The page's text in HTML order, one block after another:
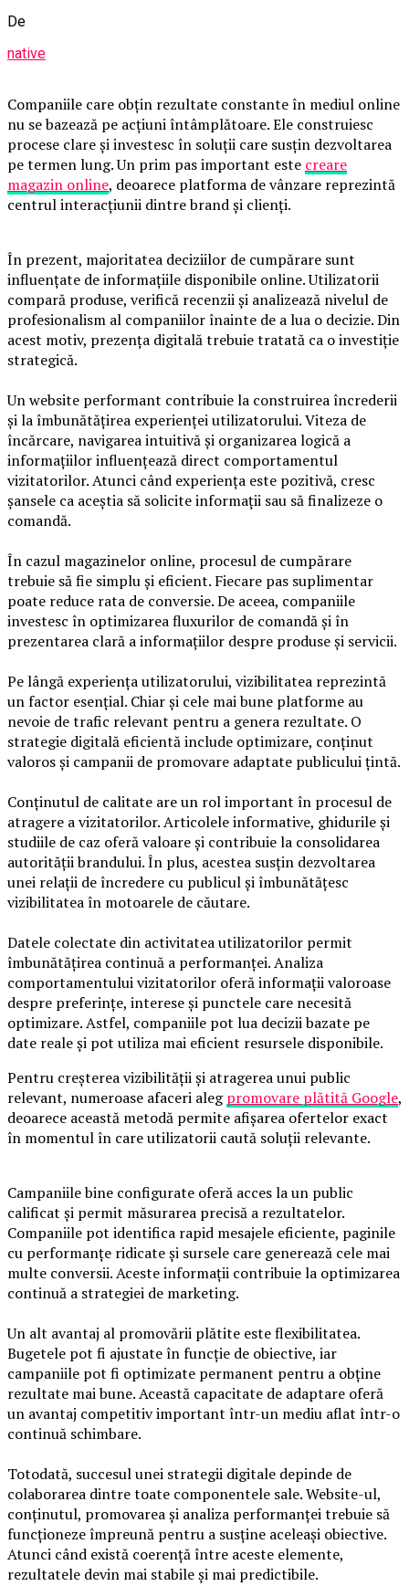
De
native
Companiile care obțin rezultate constante în mediul online
nu se bazează pe acțiuni întâmplătoare. Ele construiesc
procese clare și investesc în soluții care susțin dezvoltarea
pe termen lung. Un prim pas important este creare
magazin online, deoarece platforma de vânzare reprezintă
centrul interacțiunii dintre brand și clienți.
În prezent, majoritatea deciziilor de cumpărare sunt
influențate de informațiile disponibile online. Utilizatorii
compară produse, verifică recenzii și analizează nivelul de
profesionalism al companiilor înainte de a lua o decizie. Din
acest motiv, prezența digitală trebuie tratată ca o investiție
strategică.
Un website performant contribuie la construirea încrederii
și la îmbunătățirea experienței utilizatorului. Viteza de
încărcare, navigarea intuitivă și organizarea logică a
informațiilor influențează direct comportamentul
vizitatorilor. Atunci când experiența este pozitivă, cresc
șansele ca aceștia să solicite informații sau să finalizeze o
comandă.
În cazul magazinelor online, procesul de cumpărare
trebuie să fie simplu și eficient. Fiecare pas suplimentar
poate reduce rata de conversie. De aceea, companiile
investesc în optimizarea fluxurilor de comandă și în
prezentarea clară a informațiilor despre produse și servicii.
Pe lângă experiența utilizatorului, vizibilitatea reprezintă
un factor esențial. Chiar și cele mai bune platforme au
nevoie de trafic relevant pentru a genera rezultate. O
strategie digitală eficientă include optimizare, conținut
valoros și campanii de promovare adaptate publicului țintă.
Conținutul de calitate are un rol important în procesul de
atragere a vizitatorilor. Articolele informative, ghidurile și
studiile de caz oferă valoare și contribuie la consolidarea
autorității brandului. În plus, acestea susțin dezvoltarea
unei relații de încredere cu publicul și îmbunătățesc
vizibilitatea în motoarele de căutare.
Datele colectate din activitatea utilizatorilor permit
îmbunătățirea continuă a performanței. Analiza
comportamentului vizitatorilor oferă informații valoroase
despre preferințe, interese și punctele care necesită
optimizare. Astfel, companiile pot lua decizii bazate pe
date reale și pot utiliza mai eficient resursele disponibile.
Pentru creșterea vizibilității și atragerea unui public
relevant, numeroase afaceri alegpromovare plătită Google,
deoarece această metodă permite afișarea ofertelor exact
în momentul în care utilizatorii caută soluții relevante.
Campaniile bine configurate oferă acces la un public
calificat și permit măsurarea precisă a rezultatelor.
Companiile pot identifica rapid mesajele eficiente, paginile
cu performanțe ridicate și sursele care generează cele mai
multe conversii. Aceste informații contribuie la optimizarea
continuă a strategiei de marketing.
Un alt avantaj al promovării plătite este flexibilitatea.
Bugetele pot fi ajustate în funcție de obiective, iar
campaniile pot fi optimizate permanent pentru a obține
rezultate mai bune. Această capacitate de adaptare oferă
un avantaj competitiv important într-un mediu aflat într-o
continuă schimbare.
Totodată, succesul unei strategii digitale depinde de
colaborarea dintre toate componentele sale. Website-ul,
conținutul, promovarea și analiza performanței trebuie să
funcționeze împreună pentru a susține aceleași obiective.
Atunci când există coerență între aceste elemente,
rezultatele devin mai stabile și mai predictibile.